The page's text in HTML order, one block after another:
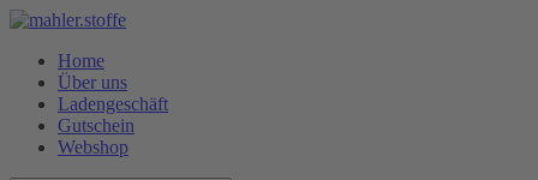
Home
Über uns
Ladengeschäft
Gutschein
Webshop